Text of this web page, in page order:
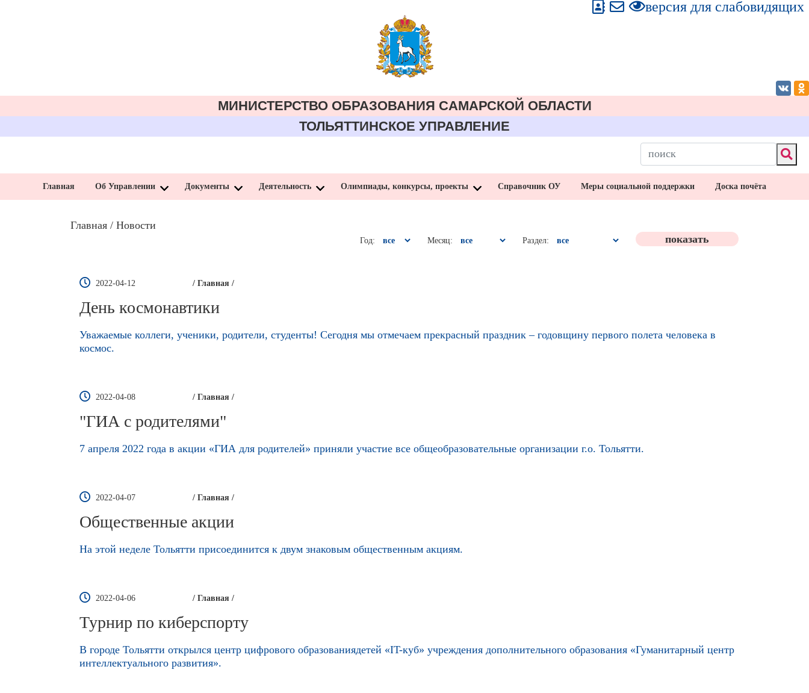
версия для слабовидящих
МИНИСТЕРСТВО ОБРАЗОВАНИЯ CАМАРСКОЙ ОБЛАСТИ
ТОЛЬЯТТИНСКОЕ УПРАВЛЕНИЕ
Главная Об Управлении Документы Деятельность Олимпиады, конкурсы, проекты Справочник ОУ Меры социальной поддержки Доска почёта
Главная / Новости
Год: Месяц: Раздел:
2022-04-12 / Главная /
День космонавтики
Уважаемые коллеги, ученики, родители, студенты! Сегодня мы отмечаем прекрасный праздник – годовщину первого полета человека в
космос.
2022-04-08 / Главная /
"ГИА с родителями"
7 апреля 2022 года в акции «ГИА для родителей» приняли участие все общеобразовательные организации г.о. Тольятти.
2022-04-07 / Главная /
Общественные акции
На этой неделе Тольятти присоединится к двум знаковым общественным акциям.
2022-04-06 / Главная /
Турнир по киберспорту
В городе Тольятти открылся центр цифрового образованиядетей «IT-куб» учреждения дополнительного образования «Гуманитарный центр
интеллектуального развития».